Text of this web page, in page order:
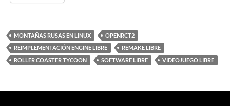
MONTAÑAS RUSAS EN LINUX
OPENRCT2
REIMPLEMENTACIÓN ENGINE LIBRE
REMAKE LIBRE
ROLLER COASTER TYCOON
SOFTWARE LIBRE VIDEOJUEGO LIBRE